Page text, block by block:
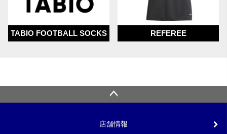
TABIO FOOTBALL SOCKS REFEREE
店舗情報